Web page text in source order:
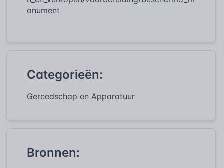
onument
Categorieën:
Gereedschap en Apparatuur
Bronnen: